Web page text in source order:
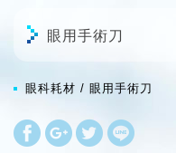
眼用手術刀
眼科耗材 眼用手術刀